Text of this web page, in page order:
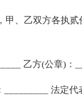
、乙双方各执贰
乙方(公章)：
法定代